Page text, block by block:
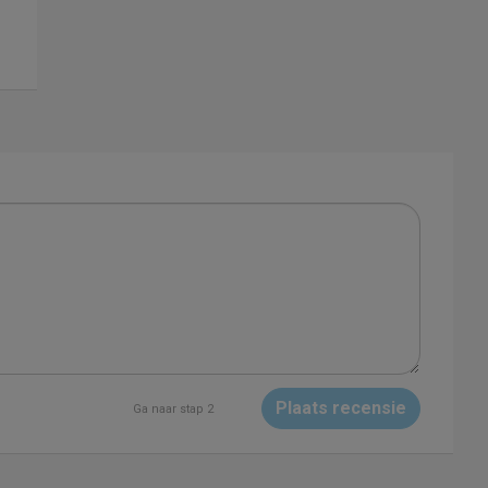
Ga naar stap 2 Plaats recensie